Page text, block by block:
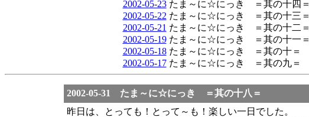
2002-05-23たま～に☆にっき ＝其の十四＝
2002-05-22 たま～に☆にっき ＝其の十三＝
2002-05-21 たま～に☆にっき ＝其の十二＝
2002-05-19たま～に☆にっき ＝其の十一＝
2002-05-18たま～に☆にっき ＝其の十＝
2002-05-17たま～に☆にっき ＝其の九＝
2002-05-31 たま～に☆にっき ＝其の十八＝
昨日は、とっても！とって～も！楽しい一日でした。